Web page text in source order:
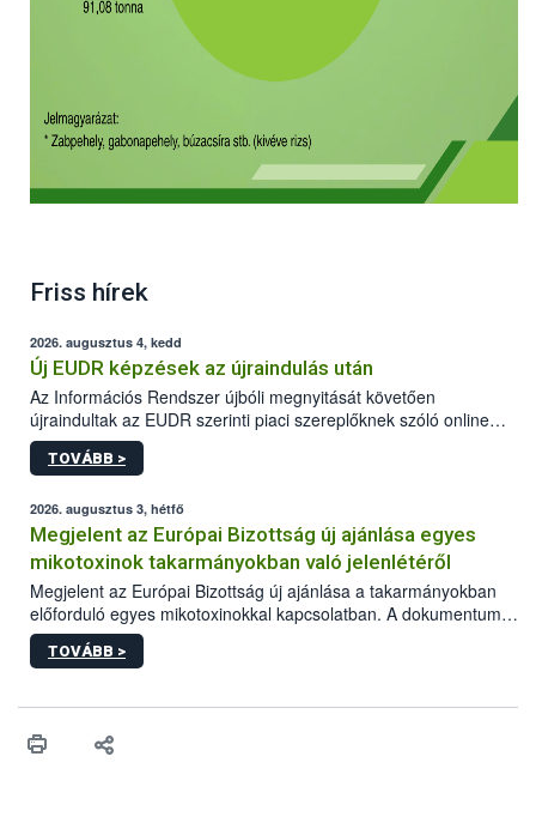
Friss hírek
2026. augusztus 4, kedd
Új EUDR képzések az újraindulás után
Az Információs Rendszer újbóli megnyitását követően
újraindultak az EUDR szerinti piaci szereplőknek szóló online
képzések.
TOVÁBB >
2026. augusztus 3, hétfő
Megjelent az Európai Bizottság új ajánlása egyes
mikotoxinok takarmányokban való jelenlétéről
Megjelent az Európai Bizottság új ajánlása a takarmányokban
előforduló egyes mikotoxinokkal kapcsolatban. A dokumentum
2027-től új irányértékek alkalmazását írja elő, és a jelenleg
hatályos uniós ajánlások helyébe lép.
TOVÁBB >